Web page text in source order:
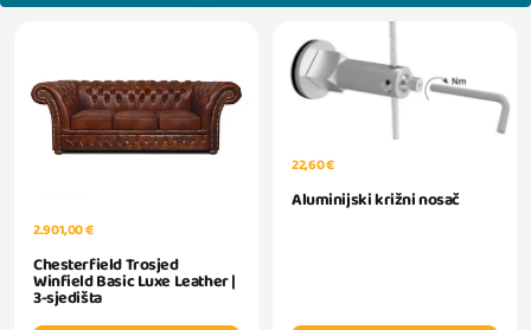
2.901,00 €
Chesterfield Trosjed
Winfield Basic Luxe Leather |
3-sjedišta
22,60 €
Aluminijski križni nosač